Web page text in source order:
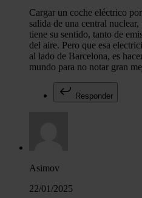
Cargar un coche eléctrico
salida de una central
tiene su sentido, tanto de
del aire. Pero que esa
al lado de Barcelona, es
mundo para no notar gran
Responder
Asimov
22/01/2025